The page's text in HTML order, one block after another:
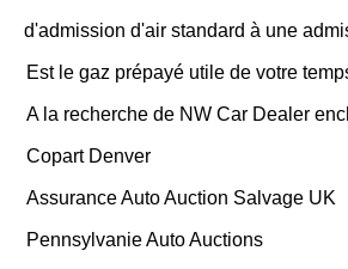
d'admission d'air standard à une
Est le gaz prépayé utile de votre
A la recherche de NW Car Dealer
Copart Denver
Assurance Auto Auction Salvage UK
Pennsylvanie Auto Auctions